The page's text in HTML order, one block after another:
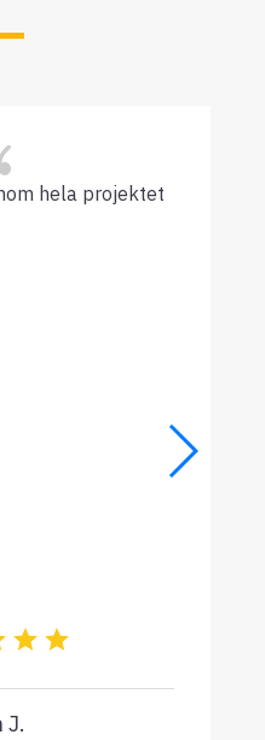
hela projektet
J.